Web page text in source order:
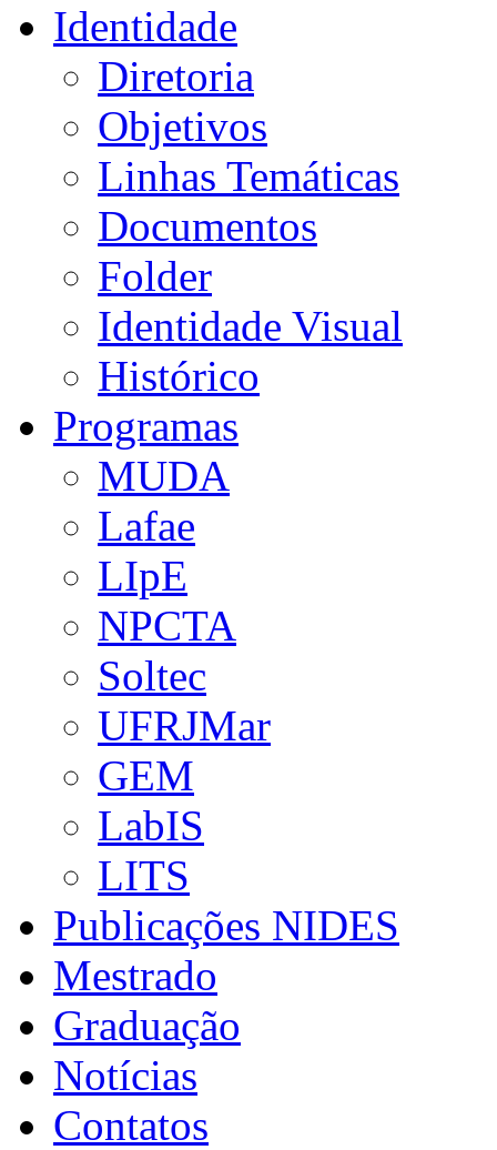
Identidade
Diretoria
Objetivos
Linhas Temáticas
Documentos
Folder
Identidade Visual
Histórico
Programas
MUDA
Lafae
LIpE
NPCTA
Soltec
UFRJMar
GEM
LabIS
LITS
Publicações NIDES
Mestrado
Graduação
Notícias
Contatos